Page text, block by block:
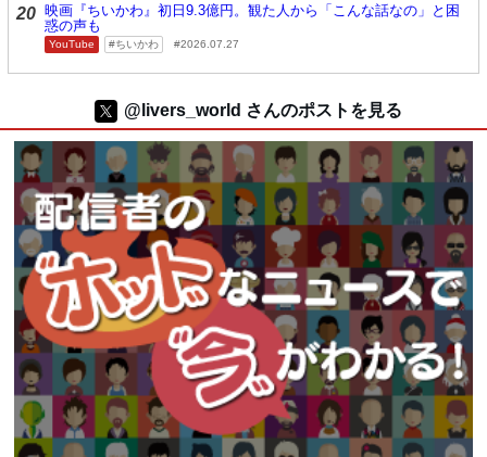
20 映画『ちいかわ』初日9.3億円。観た人から「こんな話なの」と困
惑の声も
YouTube ちいかわ 2026.07.27
@livers_world さんのポストを見る